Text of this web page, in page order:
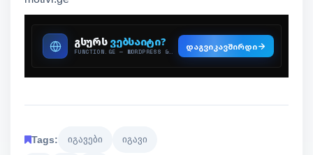
Tags: იგავები იგავი